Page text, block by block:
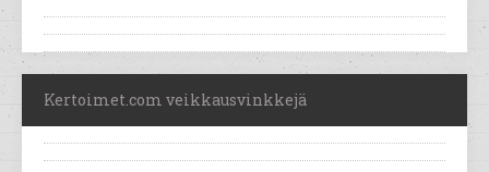
Kertoimet.com veikkausvinkkejä